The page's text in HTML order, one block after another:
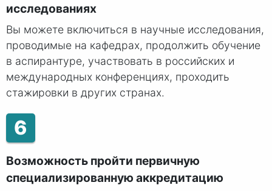
исследованиях
Вы можете включиться в научные исследования,
проводимые на кафедрах, продолжить обучение
в аспирантуре, участвовать в российских и
международных конференциях, проходить
стажировки в других странах.
6
Возможность пройти первичную
специализированную аккредитацию